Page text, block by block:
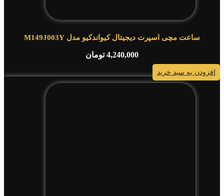
ساعت مچی اسپرت دیجیتال کیواندکیو مدل M149J003Y
4,240,000 تومان
افزودن به سبد خرید